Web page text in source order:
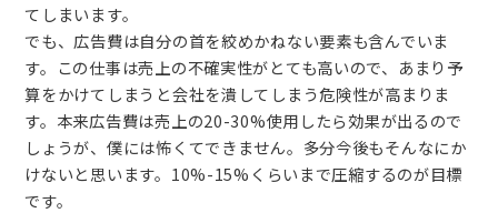
てしまいます。
でも、広告費は自分の首を絞めかねない要素も含んでいま
す。この仕事は売上の不確実性がとても高いので、あまり予
算をかけてしまうと会社を潰してしまう危険性が高まりま
す。本来広告費は売上の20-30%使用したら効果が出るので
しょうが、僕には怖くてできません。多分今後もそんなにか
けないと思います。10%-15%くらいまで圧縮するのが目標
です。